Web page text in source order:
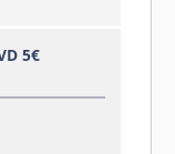
5€